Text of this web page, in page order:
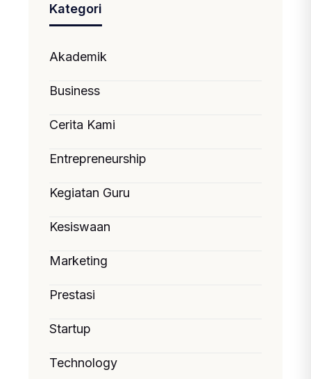
Kategori
Akademik
Business
Cerita Kami
Entrepreneurship
Kegiatan Guru
Kesiswaan
Marketing
Prestasi
Startup
Technology